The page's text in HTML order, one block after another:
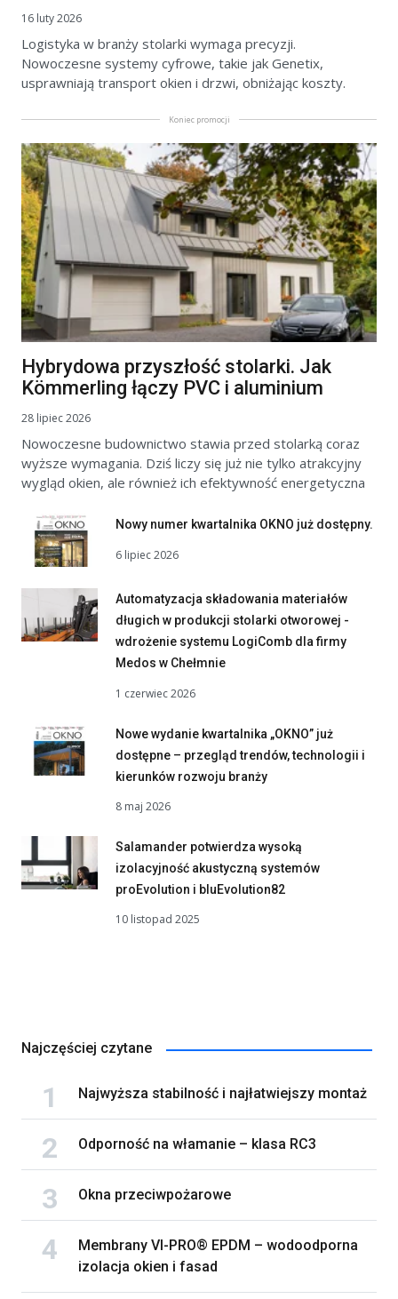
16 luty 2026
Logistyka w branży stolarki wymaga precyzji.
Nowoczesne systemy cyfrowe, takie jak Genetix,
usprawniają transport okien i drzwi, obniżając koszty.
Koniec promocji
Hybrydowa przyszłość stolarki. Jak
Kömmerling łączy PVC i aluminium
28 lipiec 2026
Nowoczesne budownictwo stawia przed stolarką coraz
wyższe wymagania. Dziś liczy się już nie tylko atrakcyjny
wygląd okien, ale również ich efektywność energetyczna
Nowy numer kwartalnika OKNO już dostępny.
6 lipiec 2026
Automatyzacja składowania materiałów
długich w produkcji stolarki otworowej -
wdrożenie systemu LogiComb dla firmy
Medos w Chełmnie
1 czerwiec 2026
Nowe wydanie kwartalnika „OKNO” już
dostępne – przegląd trendów, technologii i
kierunków rozwoju branży
8 maj 2026
Salamander potwierdza wysoką
izolacyjność akustyczną systemów
proEvolution i bluEvolution82
10 listopad 2025
Najczęściej czytane
Najwyższa stabilność i najłatwiejszy montaż
Odporność na włamanie – klasa RC3
Okna przeciwpożarowe
Membrany VI-PRO® EPDM – wodoodporna
izolacja okien i fasad